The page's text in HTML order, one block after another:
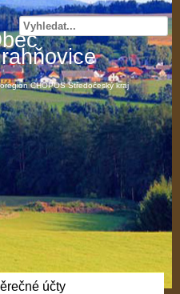
CHOPOS Středočeský kraj
účty